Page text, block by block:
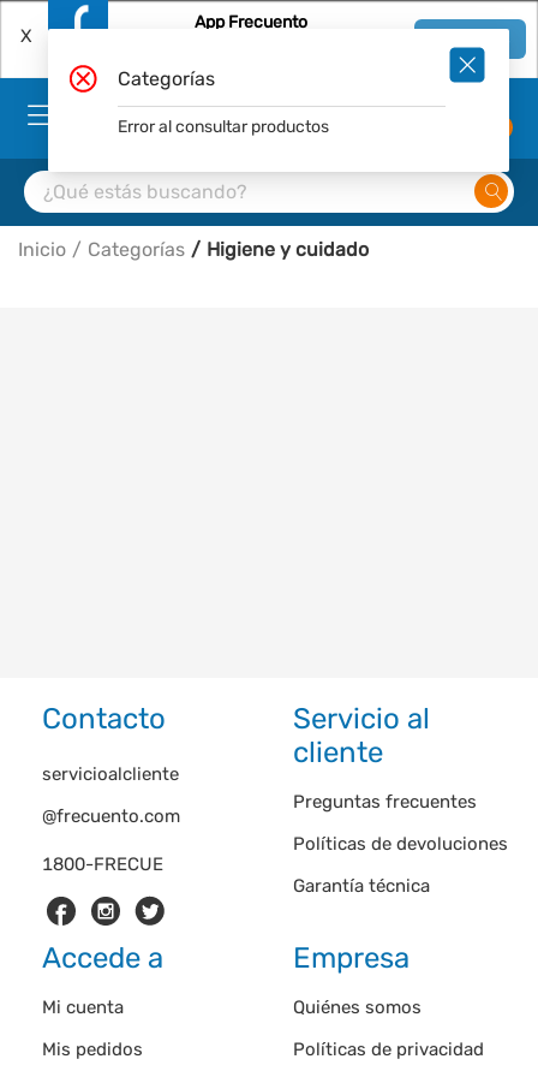
X
App Frecuento
Inicio Categorías Higiene y cuidado
Contacto
1800-FRECUE
servicioalcliente
@frecuento.com
Servicio al
cliente
Preguntas frecuentes
Políticas de devoluciones
Garantía técnica
Accede a
Mi cuenta
Mis pedidos
Empresa
Quiénes somos
Políticas de privacidad
Categorías
Error al consultar productos